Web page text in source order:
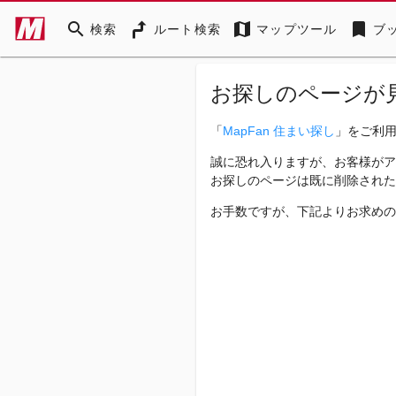
search 検索 ルート検索 map マップツール bookmark ブ
お探しのページが
「MapFan 住まい探し 」をご利
誠に恐れ入りますが、お客様が
お探しのページは既に削除され
お手数ですが、下記よりお求め